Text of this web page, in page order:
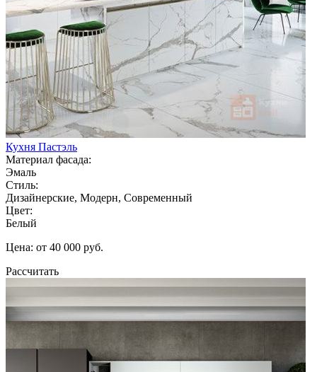
Кухня Пастэль
Материал фасада:
Эмаль
Стиль:
Дизайнерские, Модерн, Современный
Цвет:
Белый
Цена: от 40 000 руб.
Рассчитать